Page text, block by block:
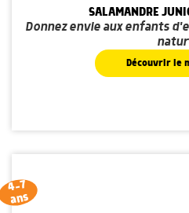
SALAMANDRE
Donnez envie aux enfants
Découvrir le
4-7
ans